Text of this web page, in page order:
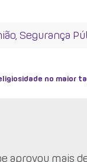
Segurança
no maior
aprovou mais